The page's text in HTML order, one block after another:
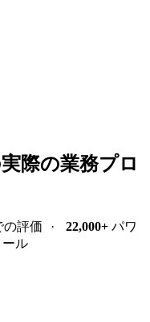
際の業務プロ
の評価 · 22,000+パワ
ル